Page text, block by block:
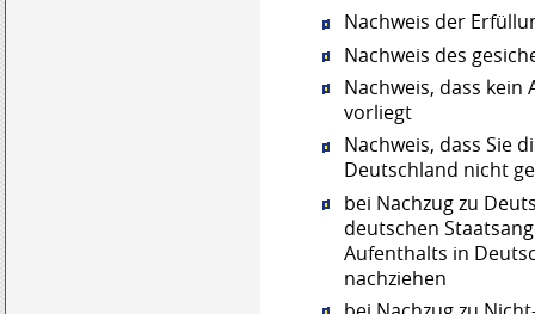
Nachweis der
Nachweis des
Nachweis, dass kein
vorliegt
Nachweis, dass Sie
Deutschland nicht
bei Nachzug zu
deutschen
Aufenthalts in
nachziehen